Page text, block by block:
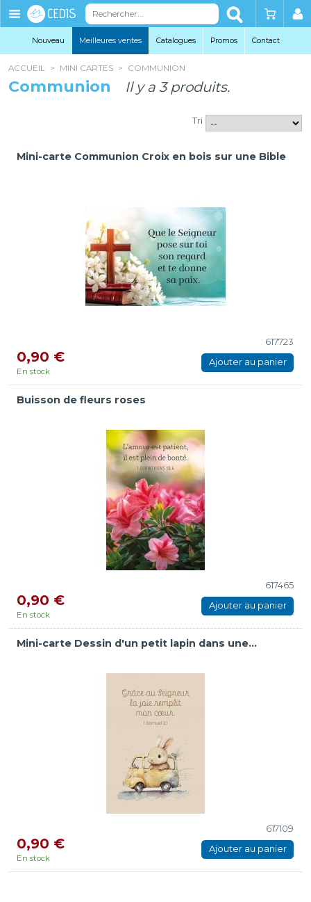
Éditions
Cedis
Nouveau Meilleures ventes Catalogues Promos Contact
ACCUEIL > MINI CARTES > COMMUNION
Communion Il y a 3 produits.
Tri
Mini-carte Communion Croix en bois sur une Bible
617723
0,90 €
En stock
Ajouter au panier
Buisson de fleurs roses
617465
0,90 €
En stock
Ajouter au panier
Mini-carte Dessin d'un petit lapin dans une...
617109
0,90 €
En stock
Ajouter au panier